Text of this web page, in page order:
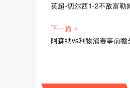
英超-切尔西1-2不敌富勒
下一篇 >
阿森纳vs利物浦赛事前